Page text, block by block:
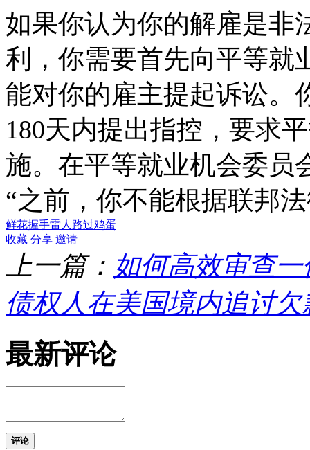
如果你认为你的解雇是非
利，你需要首先向平等就
能对你的雇主提起诉讼。
180天内提出指控，要求
施。在平等就业机会委员
“之前，你不能根据联邦
鲜花握手雷人 路过鸡蛋
收藏 分享 邀请
上一篇： 如何高效审查
债权人在美国境内追讨欠
最新评论
评论